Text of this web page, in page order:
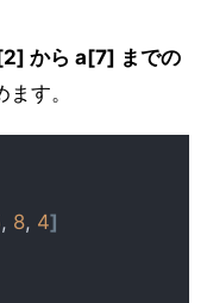
から a[7] までの
ます。
, 8, 4]